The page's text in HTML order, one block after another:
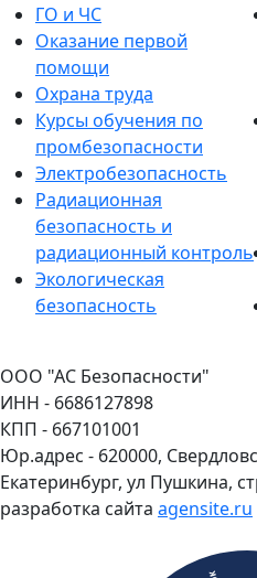
ГО и ЧС
Оказание первой
помощи
Охрана труда
Курсы обучения по
промбезопасности
Электробезопасность
Радиационная
безопасность и
радиационный контроль
Экологическая
безопасность
ООО "АС Безопасности"
ИНН - 6686127898
КПП - 667101001
Юр.адрес - 620000,
Екатеринбург, ул Пушкина,
разработка сайта agensite.ru